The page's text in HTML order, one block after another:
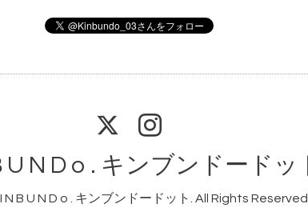
U N D o . キンブンドードッ
N B U N D o . キンブンドードット . All Rights